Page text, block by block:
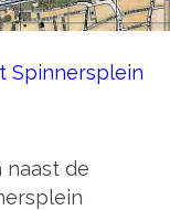
Spinnersplein
naast de